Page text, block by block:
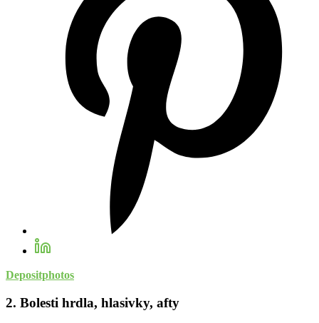
Depositphotos
2. Bolesti hrdla, hlasivky, afty